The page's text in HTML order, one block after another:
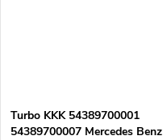
Turbo KKK 54389700001
54389700007 Mercedes Benz